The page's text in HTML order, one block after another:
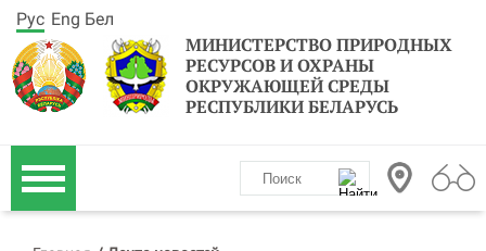
МИНИСТЕРСТВО ПРИРОДНЫХ
РЕСУРСОВ И ОХРАНЫ
ОКРУЖАЮЩЕЙ СРЕДЫ
РЕСПУБЛИКИ БЕЛАРУСЬ
Рус Eng Бел